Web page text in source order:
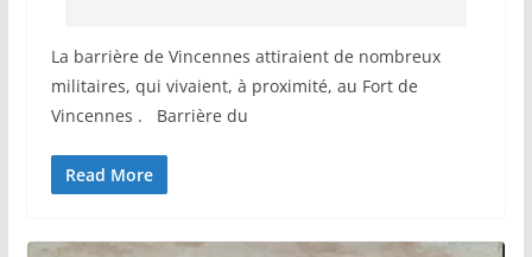
La barrière de Vincennes attiraient de nombreux
militaires, qui vivaient, à proximité, au Fort de
Vincennes . Barrière du
Read More